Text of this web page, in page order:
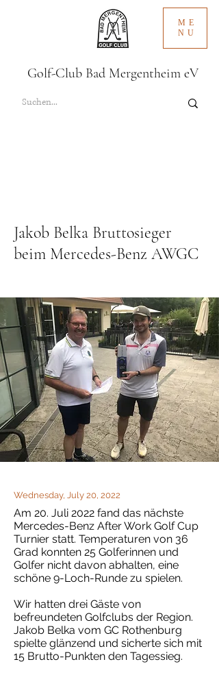
ME
NU
Golf-Club Bad Mergentheim eV
Jakob Belka Bruttosieger
beim Mercedes-Benz AWGC
Wednesday, July 20, 2022
Am 20. Juli 2022 fand das nächste
Mercedes-Benz After Work Golf Cup
Turnier statt. Temperaturen von 36
Grad konnten 25 Golferinnen und
Golfer nicht davon abhalten, eine
schöne 9-Loch-Runde zu spielen.
Wir hatten drei Gäste von
befreundeten Golfclubs der Region.
Jakob Belka vom GC Rothenburg
spielte glänzend und sicherte sich mit
15 Brutto-Punkten den Tagessieg.